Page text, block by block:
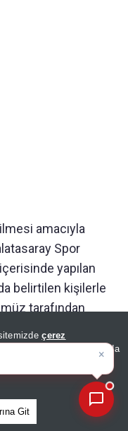
çerez
ve GDPR kapsamında
Metnimizi
Git
amacıyla
Spor
yapılan
belirtilen kişilerle
tarafından
itibarını,
alan hukuka
da hukuk
×
öne çıkan manşetleri